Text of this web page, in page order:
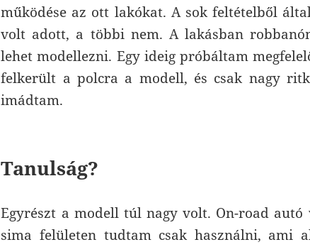
működése az ott lakókat. A sok feltételből
volt adott, a többi nem. A lakásban
lehet modellezni. Egy ideig próbáltam
felkerült a polcra a modell, és csak nagy
imádtam.
Tanulság?
Egyrészt a modell túl nagy volt. On-road autó
sima felületen tudtam csak használni, ami